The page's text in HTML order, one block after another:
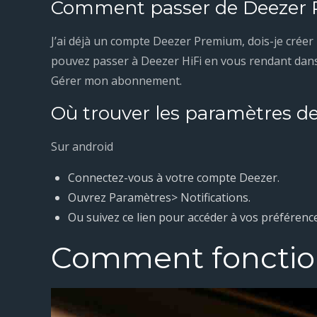
Comment passer de Deezer
J’ai déjà un compte Deezer Premium, dois-je
pouvez passer à Deezer HiFi en vous rendant
Gérer mon abonnement.
Où trouver les paramètres
Sur android
Connectez-vous à votre compte Deezer.
Ouvrez Paramètres> Notifications.
Ou suivez ce lien pour accéder à vos
Comment